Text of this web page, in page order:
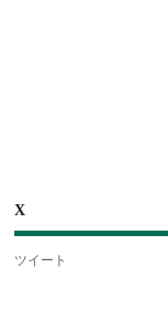
X
ツイート